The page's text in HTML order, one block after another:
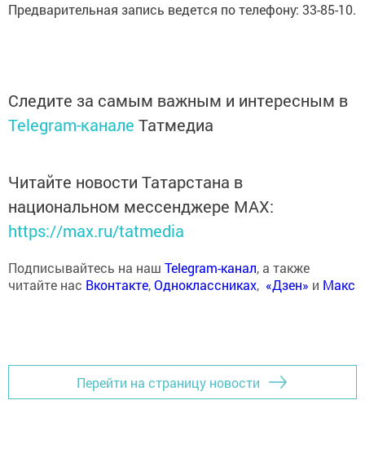
Предварительная запись ведется по телефону: 33-85-10.
Следите за самым важным и интересным в
Telegram-канале Татмедиа
Читайте новости Татарстана в
национальном мессенджере MАХ:
https://max.ru/tatmedia
Подписывайтесь на наш Telegram-канал, а также
читайте нас Вконтакте,Одноклассниках, «Дзен» и Макс
Перейти на страницу новости